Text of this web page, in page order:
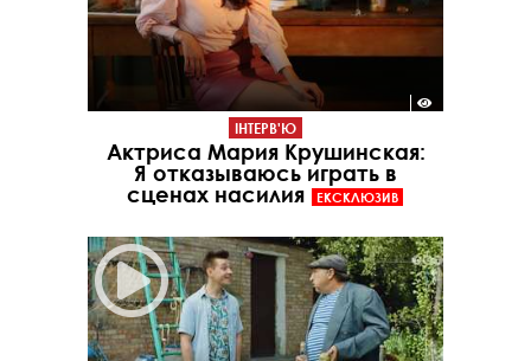
ІНТЕРВ'Ю
Актриса Мария Крушинская:
Я отказываюсь играть в
сценах насилия
ЕКСКЛЮЗИВ